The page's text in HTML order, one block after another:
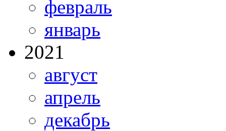
февраль
январь
2021
август
апрель
декабрь